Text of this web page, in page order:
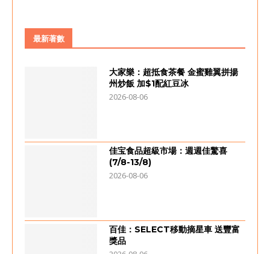
最新著數
大家樂：超抵食茶餐 金蜜雞翼拼揚
州炒飯 加$1配紅豆冰
2026-08-06
佳宝食品超級市場：週週佳驚喜
(7/8-13/8)
2026-08-06
百佳：SELECT移動摘星車 送豐富
獎品